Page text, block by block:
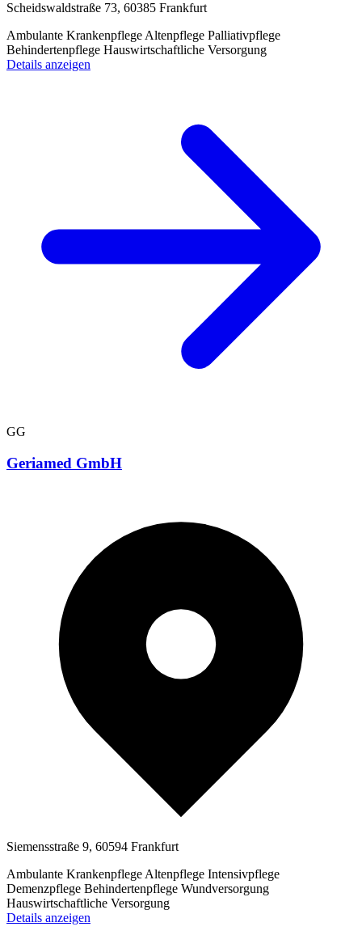
Scheidswaldstraße 73, 60385 Frankfurt
Ambulante Krankenpflege Altenpflege Palliativpflege
Behindertenpflege Hauswirtschaftliche Versorgung
Details anzeigen
GG
Geriamed GmbH
Siemensstraße 9, 60594 Frankfurt
Ambulante KrankenpflegeAltenpflege Intensivpflege
Demenzpflege Behindertenpflege Wundversorgung
Hauswirtschaftliche Versorgung
Details anzeigen